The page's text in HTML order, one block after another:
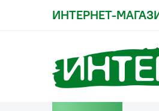
ИНТЕРНЕТ-